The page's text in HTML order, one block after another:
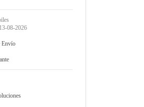
08-2026
Envío